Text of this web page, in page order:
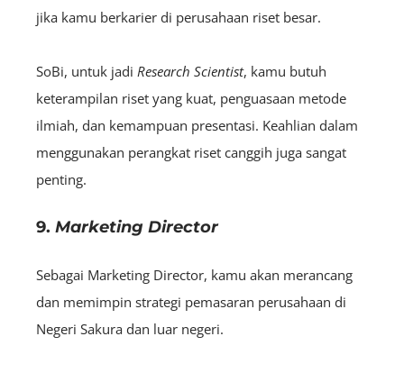
jika kamu berkarier di perusahaan riset besar.
SoBi, untuk jadi Research Scientist, kamu butuh
keterampilan riset yang kuat, penguasaan metode
ilmiah, dan kemampuan presentasi. Keahlian dalam
menggunakan perangkat riset canggih juga sangat
penting.
9. Marketing Director
Sebagai Marketing Director, kamu akan merancang
dan memimpin strategi pemasaran perusahaan di
Negeri Sakura dan luar negeri.